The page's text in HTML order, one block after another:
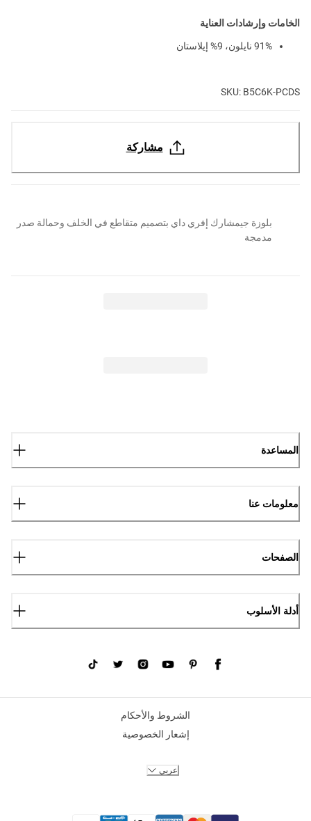
الخامات وإرشادات العناية
91% نايلون، 9% إيلاستان
SKU: B5C6K-PCDS
مشاركة
بلوزة جيمشارك إفري داي بتصميم متقاطع في الخلف وحمالة صدر
مدمجة
المساعدة
معلومات عنا
الصفحات
أدلة الأسلوب
الشروط والأحكام
إشعار الخصوصية
عربي